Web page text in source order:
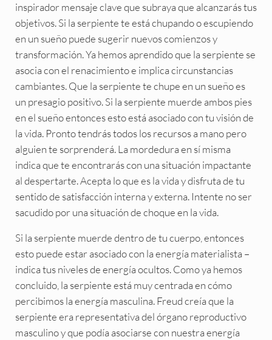
inspirador mensaje clave que subraya que alcanzarás tus
objetivos. Si la serpiente te está chupando o escupiendo
en un sueño puede sugerir nuevos comienzos y
transformación. Ya hemos aprendido que la serpiente se
asocia con el renacimiento e implica circunstancias
cambiantes. Que la serpiente te chupe en un sueño es
un presagio positivo. Si la serpiente muerde ambos pies
en el sueño entonces esto está asociado con tu visión de
la vida. Pronto tendrás todos los recursos a mano pero
alguien te sorprenderá. La mordedura en sí misma
indica que te encontrarás con una situación impactante
al despertarte. Acepta lo que es la vida y disfruta de tu
sentido de satisfacción interna y externa. Intente no ser
sacudido por una situación de choque en la vida.
Si la serpiente muerde dentro de tu cuerpo, entonces
esto puede estar asociado con la energía materialista –
indica tus niveles de energía ocultos. Como ya hemos
concluido, la serpiente está muy centrada en cómo
percibimos la energía masculina. Freud creía que la
serpiente era representativa del órgano reproductivo
masculino y que podía asociarse con nuestra energía